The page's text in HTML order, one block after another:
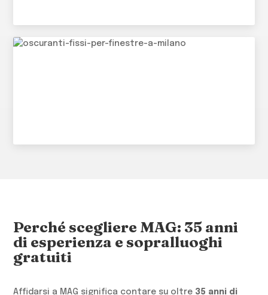
Perché scegliere MAG: 35 anni
di esperienza e sopralluoghi
gratuiti
Affidarsi a MAG significa contare su oltre 35 anni di